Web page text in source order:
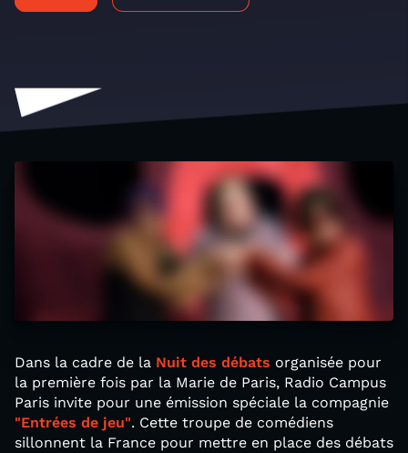
Dans la cadre de la Nuit des débats organisée pour
la première fois par la Marie de Paris, Radio Campus
Paris invite pour une émission spéciale la compagnie
"Entrées de jeu". Cette troupe de comédiens
sillonnent la France pour mettre en place des débats